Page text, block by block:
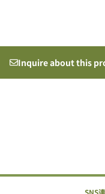
Inquire about this
SNS